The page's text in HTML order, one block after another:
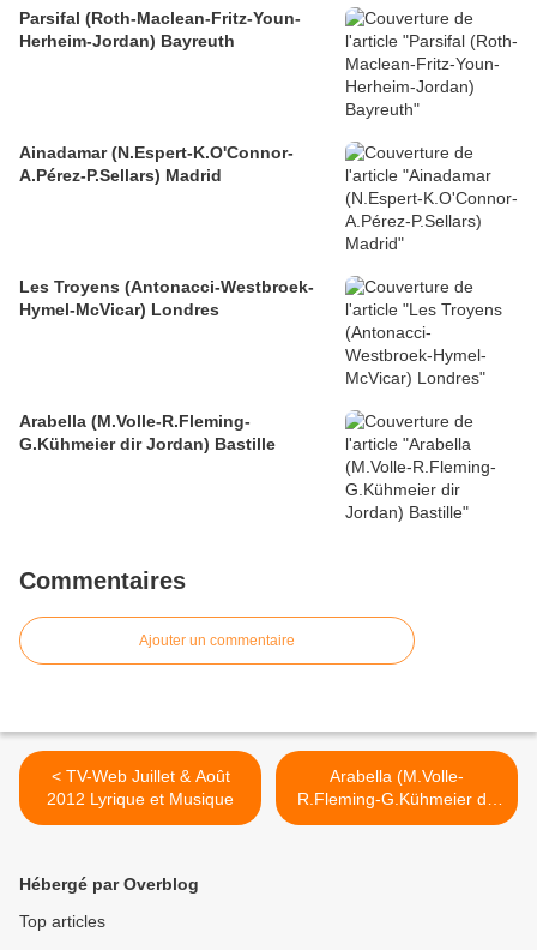
Parsifal (Roth-Maclean-Fritz-Youn-
Herheim-Jordan) Bayreuth
Ainadamar (N.Espert-K.O'Connor-
A.Pérez-P.Sellars) Madrid
Les Troyens (Antonacci-Westbroek-
Hymel-McVicar) Londres
Arabella (M.Volle-R.Fleming-
G.Kühmeier dir Jordan) Bastille
Commentaires
Ajouter un commentaire
< TV-Web Juillet & Août
2012 Lyrique et Musique
Arabella (M.Volle-
R.Fleming-G.Kühmeier dir
Jordan) Bastille >
Hébergé par Overblog
Top articles